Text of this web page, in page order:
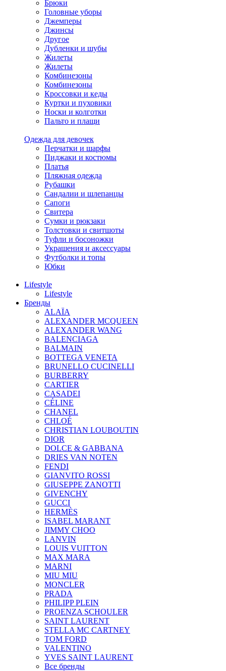
Брюки
Головные уборы
Джемперы
Джинсы
Другое
Дубленки и шубы
Жилеты
Жилеты
Комбинезоны
Комбинезоны
Кроссовки и кеды
Куртки и пуховики
Носки и колготки
Пальто и плащи
Одежда для девочек
Перчатки и шарфы
Пиджаки и костюмы
Платья
Пляжная одежда
Рубашки
Сандалии и шлепанцы
Сапоги
Свитера
Сумки и рюкзаки
Толстовки и свитшоты
Туфли и босоножки
Украшения и аксессуары
Футболки и топы
Юбки
Lifestyle
Lifestyle
Бренды
ALAÏA
ALEXANDER MCQUEEN
ALEXANDER WANG
BALENCIAGA
BALMAIN
BOTTEGA VENETA
BRUNELLO CUCINELLI
BURBERRY
CARTIER
CASADEI
CÉLINE
CHANEL
CHLOÉ
CHRISTIAN LOUBOUTIN
DIOR
DOLCE & GABBANA
DRIES VAN NOTEN
FENDI
GIANVITO ROSSI
GIUSEPPE ZANOTTI
GIVENCHY
GUCCI
HERMÈS
ISABEL MARANT
JIMMY CHOO
LANVIN
LOUIS VUITTON
MAX MARA
MARNI
MIU MIU
MONCLER
PRADA
PHILIPP PLEIN
PROENZA SCHOULER
SAINT LAURENT
STELLA MC CARTNEY
TOM FORD
VALENTINO
YVES SAINT LAURENT
Все бренды